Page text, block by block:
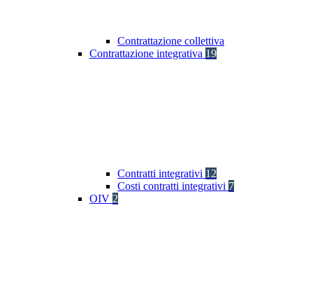
Contrattazione collettiva
Contrattazione integrativa 19
Contratti integrativi 12
Costi contratti integrativi 7
OIV 2